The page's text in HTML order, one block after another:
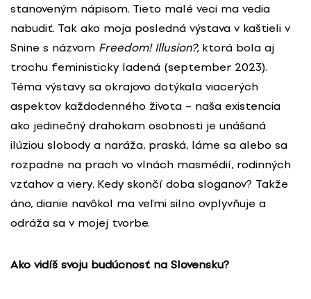
stanoveným nápisom. Tieto malé veci ma vedia
nabudiť. Tak ako moja posledná výstava v kaštieli v
Snine s názvom Freedom! Illusion?, ktorá bola aj
trochu feministicky ladená (september 2023).
Téma výstavy sa okrajovo dotýkala viacerých
aspektov každodenného života – naša existencia
ako jedinečný drahokam osobnosti je unášaná
ilúziou slobody a naráža, praská, láme sa alebo sa
rozpadne na prach vo vlnách masmédií, rodinných
vzťahov a viery. Kedy skončí doba sloganov? Takže
áno, dianie navôkol ma veľmi silno ovplyvňuje a
odráža sa v mojej tvorbe.
Ako vidíš svoju budúcnosť na Slovensku?